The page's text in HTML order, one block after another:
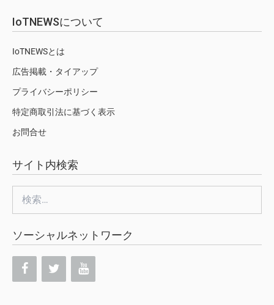
IoTNEWSについて
IoTNEWSとは
広告掲載・タイアップ
プライバシーポリシー
特定商取引法に基づく表示
お問合せ
サイト内検索
索:
ソーシャルネットワーク